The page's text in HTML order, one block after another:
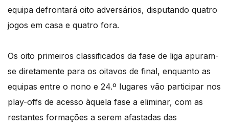
equipa defrontará oito adversários, disputando quatro
jogos em casa e quatro fora.
Os oito primeiros classificados da fase de liga apuram-
se diretamente para os oitavos de final, enquanto as
equipas entre o nono e 24.º lugares vão participar nos
play-offs de acesso àquela fase a eliminar, com as
restantes formações a serem afastadas das